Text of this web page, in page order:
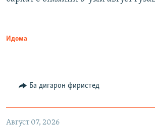
Идома
Ба дигарон фиристед
Август 07, 2026